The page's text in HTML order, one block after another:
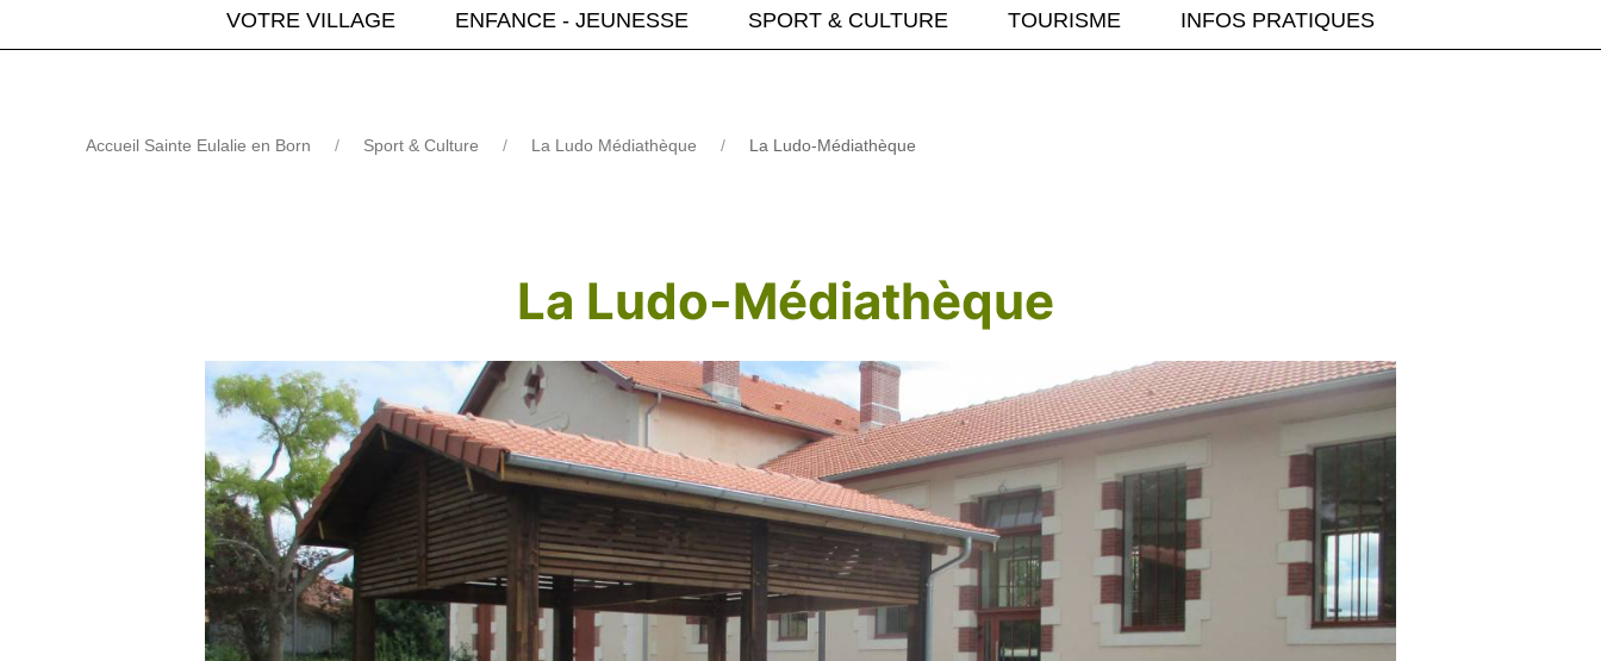
VOTRE VILLAGE ENFANCE - JEUNESSE SPORT & CULTURE TOURISME INFOS PRATIQUES
Accueil Sainte Eulalie en Born Sport & Culture La Ludo Médiathèque La Ludo-Médiathèque
La Ludo-Médiathèque